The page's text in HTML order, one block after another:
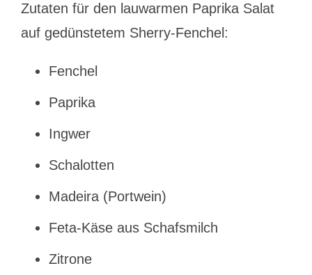
Zutaten für den lauwarmen Paprika Salat
auf gedünstetem Sherry-Fenchel:
Fenchel
Paprika
Ingwer
Schalotten
Madeira (Portwein)
Feta-Käse aus Schafsmilch
Zitrone